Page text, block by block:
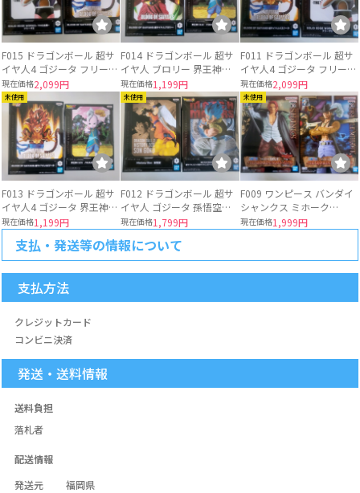
F015 ドラゴンボール 超サ
イヤ人4 ゴジータ フリーザ
2 DRAGON BALL BANDAI
現在価格2,099円
F014 ドラゴンボール 超サ
イヤ人 ブロリー 界王神
DRAGON BALL BANDAI
現在価格1,199円
未使用
F013 ドラゴンボール 超サ
イヤ人4 ゴジータ 界王神
DRAGON BALL BANDAI
現在価格1,199円
未使用
F012 ドラゴンボール 超サ
イヤ人 ゴジータ 孫悟空
DRAGON BALL BANDAI
現在価格1,799円
F011 ドラゴンボール 超サ
イヤ人4 ゴジータ フリーザ
2 DRAGON BALL BANDAI
現在価格2,099円
未使用
F009 ワンピース バンダイ
シャンクス ミホーク
ONEPIECE BANDAI
現在価格1,999円
支払・発送等の情報について
支払方法
クレジットカード
コンビニ決済
発送・送料情報
送料負担
落札者
配送情報
発送元
福岡県